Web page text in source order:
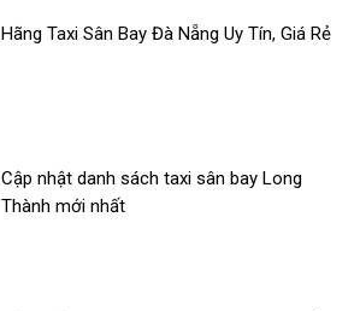
Hãng Taxi Sân Bay Đà Nẵng Uy Tín, Giá Rẻ
Cập nhật danh sách taxi sân bay Long
Thành mới nhất